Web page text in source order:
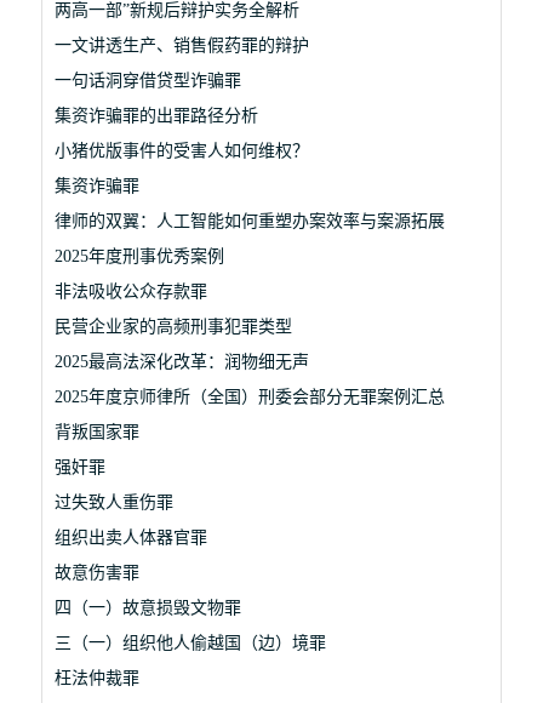
两高一部”新规后辩护实务全解析
一文讲透生产、销售假药罪的辩护
一句话洞穿借贷型诈骗罪
集资诈骗罪的出罪路径分析
小猪优版事件的受害人如何维权？
集资诈骗罪
律师的双翼：人工智能如何重塑办案效率与案源拓展
2025年度刑事优秀案例
非法吸收公众存款罪
民营企业家的高频刑事犯罪类型
2025最高法深化改革：润物细无声
2025年度京师律所（全国）刑委会部分无罪案例汇总
背叛国家罪
强奸罪
过失致人重伤罪
组织出卖人体器官罪
故意伤害罪
四（一）故意损毁文物罪
三（一）组织他人偷越国（边）境罪
枉法仲裁罪